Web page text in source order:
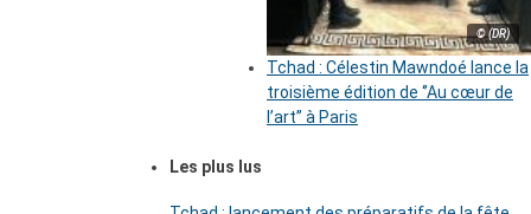
© (DR)
Tchad : Célestin Mawndoé lance la
troisième édition de ‘’Au cœur de
l’art’’ à Paris
Les plus lus